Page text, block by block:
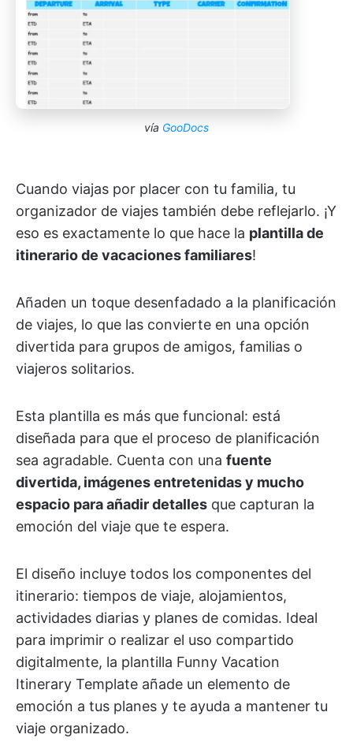
vía GooDocs
Cuando viajas por placer con tu familia, tu
organizador de viajes también debe reflejarlo. ¡Y
eso es exactamente lo que hace la plantilla de
itinerario de vacaciones familiares!
Añaden un toque desenfadado a la planificación
de viajes, lo que las convierte en una opción
divertida para grupos de amigos, familias o
viajeros solitarios.
Esta plantilla es más que funcional: está
diseñada para que el proceso de planificación
sea agradable. Cuenta con una fuente
divertida, imágenes entretenidas y mucho
espacio para añadir detalles que capturan la
emoción del viaje que te espera.
El diseño incluye todos los componentes del
itinerario: tiempos de viaje, alojamientos,
actividades diarias y planes de comidas. Ideal
para imprimir o realizar el uso compartido
digitalmente, la plantilla Funny Vacation
Itinerary Template añade un elemento de
emoción a tus planes y te ayuda a mantener tu
viaje organizado.